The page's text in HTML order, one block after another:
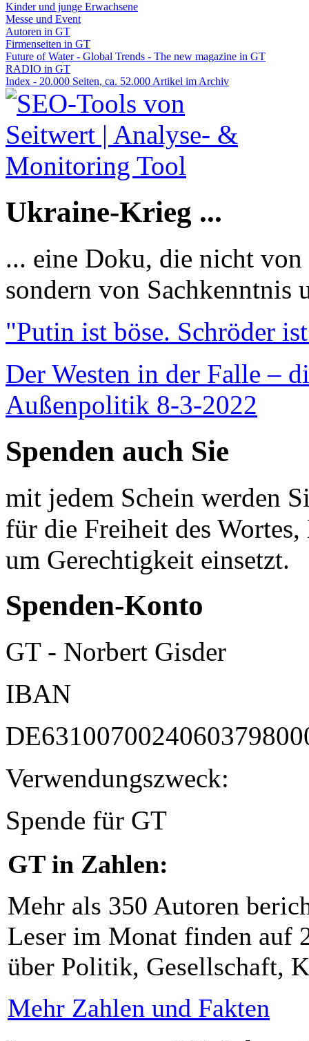
Kinder und junge Erwachsene
Messe und Event
Autoren in GT
Firmenseiten in GT
Future of Water - Global Trends - The new magazine in GT
RADIO in GT
Index - 20.000 Seiten, ca. 52.000 Artikel im Archiv
Ukraine-Krieg ...
... eine Doku, die nicht
sondern von Sachkenntnis
"Putin ist böse. Schröder
Der Westen in der Falle –
Außenpolitik 8-3-2022
Spenden auch Sie
mit jedem Schein werden
für die Freiheit des
um Gerechtigkeit einsetzt.
Spenden-Konto
GT - Norbert Gisder
IBAN
Verwendungszweck:
Spende für GT
GT in Zahlen:
Mehr als 350 Autoren
Leser im Monat finden auf
über Politik, Gesellschaft,
Mehr Zahlen und Fakten